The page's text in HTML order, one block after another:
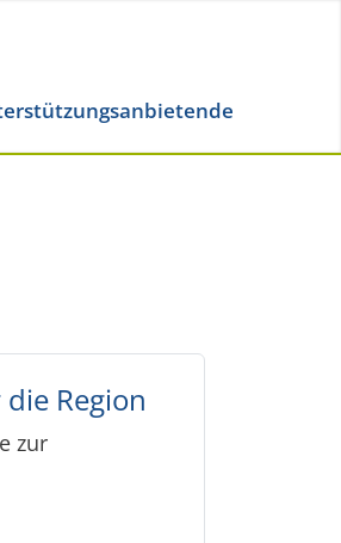
Region
zur